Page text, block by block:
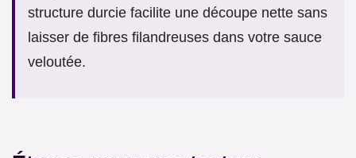
structure durcie facilite une découpe nette sans
laisser de fibres filandreuses dans votre sauce
veloutée.